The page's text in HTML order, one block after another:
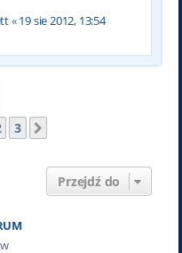
«19 sie 2012, 13:54
3
Przejdź do